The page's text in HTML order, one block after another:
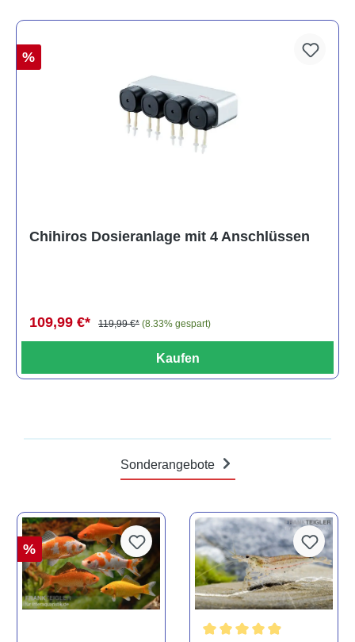
%
Chihiros Dosieranlage mit 4 Anschlüssen
109,99 €* 119,99 €* (8.33% gespart)
Kaufen
Sonderangebote
%